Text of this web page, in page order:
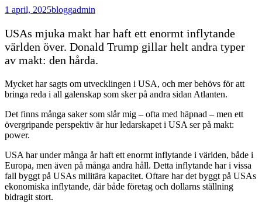
1 april, 2025bloggadmin
USAs mjuka makt har haft ett enormt inflytande
världen över. Donald Trump gillar helt andra typer
av makt: den hårda.
Mycket har sagts om utvecklingen i USA, och mer behövs för att
bringa reda i all galenskap som sker på andra sidan Atlanten.
Det finns många saker som slår mig – ofta med häpnad – men ett
övergripande perspektiv är hur ledarskapet i USA ser på makt:
power.
USA har under många år haft ett enormt inflytande i världen, både i
Europa, men även på många andra håll. Detta inflytande har i vissa
fall byggt på USAs militära kapacitet. Oftare har det byggt på USAs
ekonomiska inflytande, där både företag och dollarns ställning
bidragit stort.